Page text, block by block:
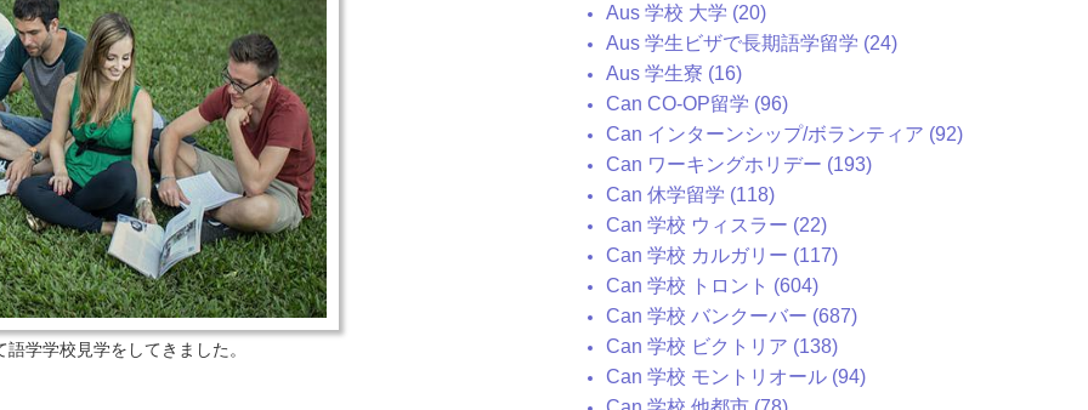
学学校見学をしてきました。
Aus 学校 大学 (20)
Aus 学生ビザで長期語学留学 (24)
Aus 学生寮 (16)
Can CO-OP留学 (96)
Can インターンシップ/ボランティア (92)
Can ワーキングホリデー (193)
Can 休学留学 (118)
Can 学校 ウィスラー (22)
Can 学校 カルガリー (117)
Can 学校 トロント (604)
Can 学校 バンクーバー (687)
Can 学校 ビクトリア (138)
Can 学校 モントリオール (94)